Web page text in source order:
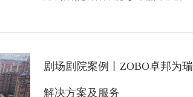
剧场剧院案例丨ZOBO卓邦为
解决方案及服务